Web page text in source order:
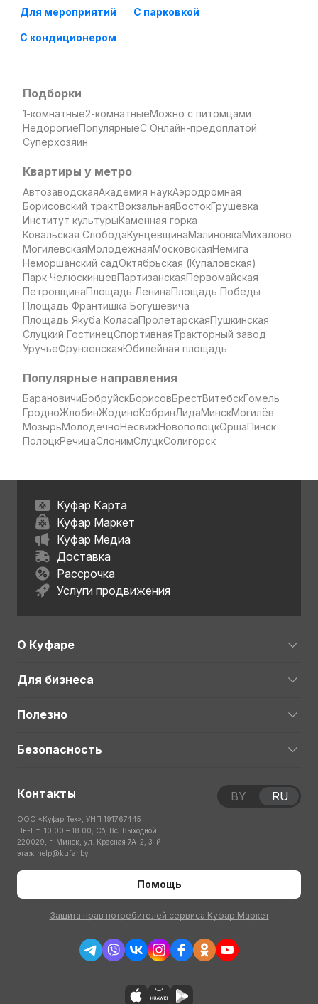
Для мероприятий С парковкой
С кондиционером
Подборки
1-комнатные2-комнатныеМожно с питомцами
НедорогиеПопулярныеС Онлайн-предоплатой
Суперхозяин
Квартиры у метро
АвтозаводскаяАкадемия наукАэродромная
Борисовский трактВокзальнаяВостокГрушевка
Институт культурыКаменная горка
Ковальская СлободаКунцевщинаМалиновкаМихалово
МогилевскаяМолодежнаяМосковскаяНемига
Неморшанский садОктябрьская (Купаловская)
Парк ЧелюскинцевПартизанскаяПервомайская
ПетровщинаПлощадь ЛенинаПлощадь Победы
Площадь Франтишка Богушевича
Площадь Якуба КоласаПролетарскаяПушкинская
Слуцкий ГостинецСпортивнаяТракторный завод
УручьеФрунзенскаяЮбилейная площадь
Популярные направления
БарановичиБобруйскБорисовБрестВитебскГомель
ГродноЖлобинЖодиноКобринЛидаМинскМогилёв
МозырьМолодечноНесвижНовополоцкОршаПинск
ПолоцкРечицаСлонимСлуцкСолигорск
Куфар Карта
Куфар Маркет
Куфар Медиа
Доставка
Рассрочка
Услуги продвижения
О Куфаре
Для бизнеса
Полезно
Безопасность
Контакты
ООО «Куфар Тех», УНП 191767445
Пн-Пт: 10:00 – 18:00; Сб, Вс: Выходной
220029, г. Минск, ул. Красная 7А-2, 3-й
этаж help@kufar.by
Помощь
Защита прав потребителей сервиса Куфар Маркет
BY RU